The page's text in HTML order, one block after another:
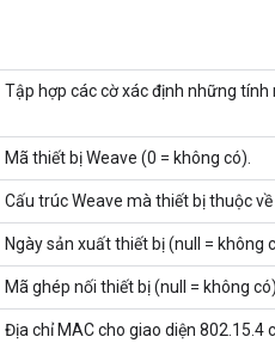
Tập hợp các cờ xác định những tính
Mã thiết bị Weave (0 = không có).
Cấu trúc Weave mà thiết bị thuộc về
Ngày sản xuất thiết bị (null = không
Mã ghép nối thiết bị (null = không có).
Địa chỉ MAC cho giao diện 802.15.4